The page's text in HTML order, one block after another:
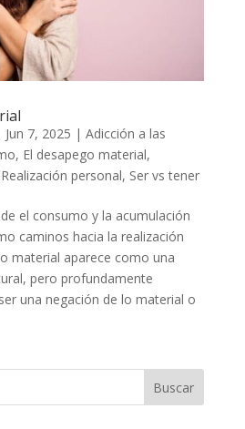
Jun 7, 2025 | Adicción a las
, El desapego material,
Realización personal, Ser vs tener
el consumo y la acumulación
caminos hacia la realización
material aparece como una
pero profundamente
una negación de lo material o